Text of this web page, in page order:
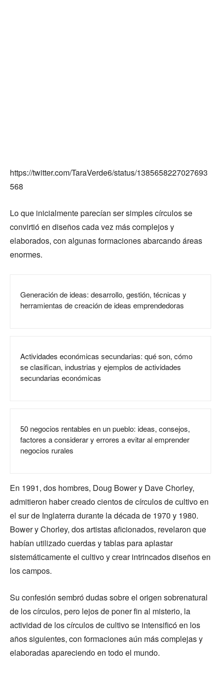
https://twitter.com/TaraVerde6/status/1385658227027693
568
Lo que inicialmente parecían ser simples círculos se
convirtió en diseños cada vez más complejos y
elaborados, con algunas formaciones abarcando áreas
enormes.
Generación de ideas: desarrollo, gestión, técnicas y
herramientas de creación de ideas emprendedoras
Actividades económicas secundarias: qué son, cómo
se clasifican, industrias y ejemplos de actividades
secundarias económicas
50 negocios rentables en un pueblo: ideas, consejos,
factores a considerar y errores a evitar al emprender
negocios rurales
En 1991, dos hombres, Doug Bower y Dave Chorley,
admitieron haber creado cientos de círculos de cultivo en
el sur de Inglaterra durante la década de 1970 y 1980.
Bower y Chorley, dos artistas aficionados, revelaron que
habían utilizado cuerdas y tablas para aplastar
sistemáticamente el cultivo y crear intrincados diseños en
los campos.
Su confesión sembró dudas sobre el origen sobrenatural
de los círculos, pero lejos de poner fin al misterio, la
actividad de los círculos de cultivo se intensificó en los
años siguientes, con formaciones aún más complejas y
elaboradas apareciendo en todo el mundo.